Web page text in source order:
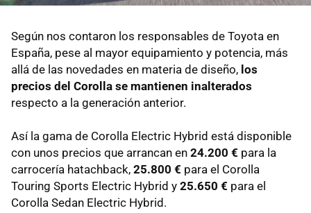
Según nos contaron los responsables de Toyota en
España, pese al mayor equipamiento y potencia, más
allá de las novedades en materia de diseño, los
precios del Corolla se mantienen inalterados
respecto a la generación anterior.
Así la gama de Corolla Electric Hybrid está disponible
con unos precios que arrancan en 24.200 € para la
carrocería hatachback, 25.800 € para el Corolla
Touring Sports Electric Hybrid y 25.650 € para el
Corolla Sedan Electric Hybrid.